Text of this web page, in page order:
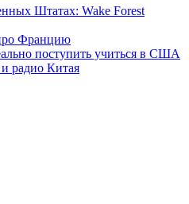
Штатах: Wake Forest
Францию
поступить учиться в США
радио Китая